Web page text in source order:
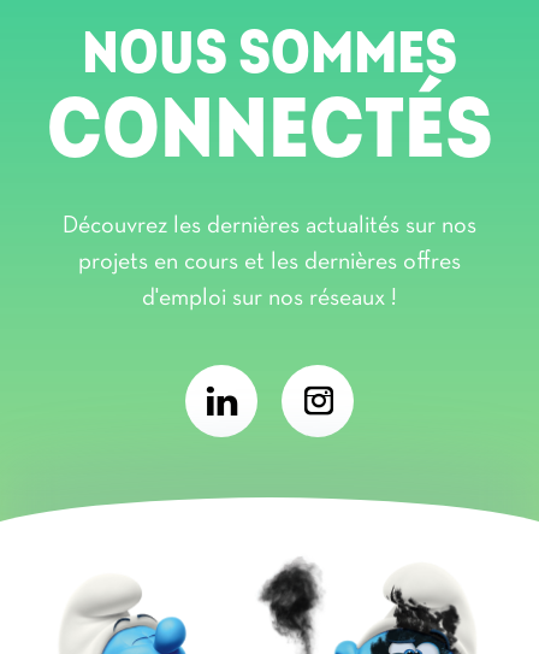
NOUS SOMMES
CONNECTÉS
Découvrez les dernières actualités sur nos
projets en cours et les dernières offres
d'emploi sur nos réseaux !